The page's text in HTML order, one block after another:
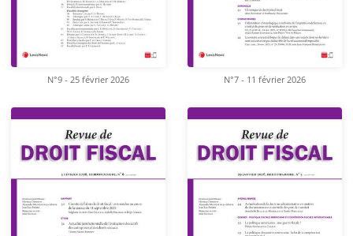
N°9 - 25 février 2026 N°7 - 11 février 2026